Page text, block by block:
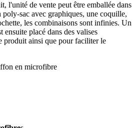
l'unité de vente peut être emballée dans
sac avec graphiques, une coquille,
les combinaisons sont infinies. Un
ensuite placé dans des valises
produit ainsi que pour faciliter le
en microfibre